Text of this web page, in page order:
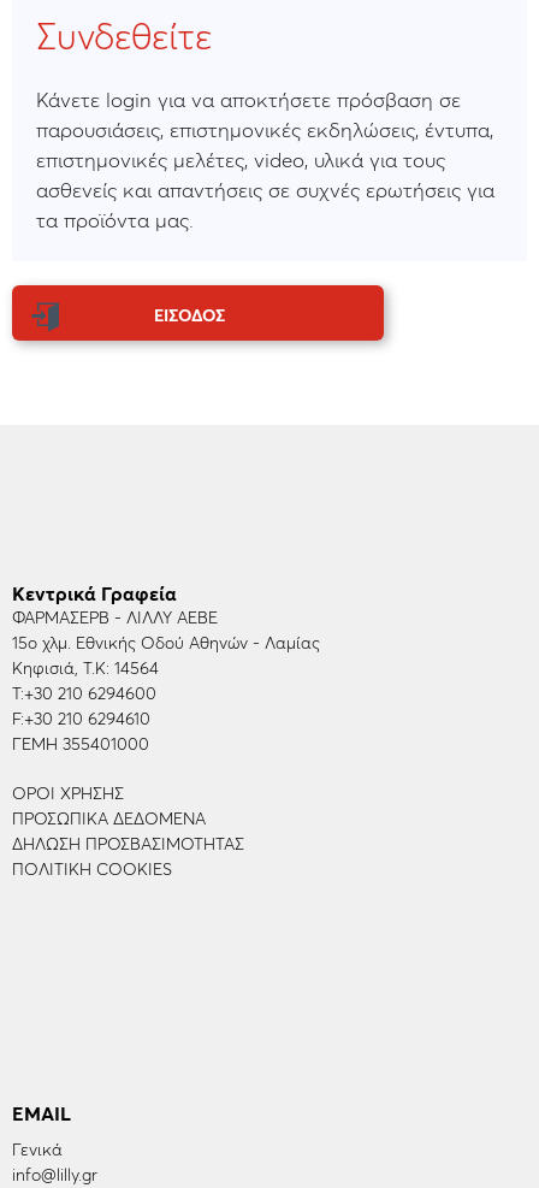
Συνδεθείτε
Κάνετε login για να αποκτήσετε πρόσβαση σε
παρουσιάσεις, επιστημονικές εκδηλώσεις, έντυπα,
επιστημονικές μελέτες, video, υλικά για τους
ασθενείς και απαντήσεις σε συχνές ερωτήσεις για
τα προϊόντα μας.
ΕΙΣΟΔΟΣ
Κεντρικά Γραφεία
ΦΑΡΜΑΣΕΡΒ - ΛΙΛΛΥ ΑΕΒΕ
15ο χλμ. Εθνικής Οδού Αθηνών - Λαμίας
Κηφισιά, Τ.Κ: 14564
Τ:+30 210 6294600
F:+30 210 6294610
ΓΕΜΗ 355401000
ΌΡΟΙ ΧΡΉΣΗΣ
ΠΡΟΣΩΠΙΚΆ ΔΕΔΟΜΈΝΑ
ΔΉΛΩΣΗ ΠΡΟΣΒΑΣΙΜΌΤΗΤΑΣ
ΠΟΛΙΤΙΚΉ COOKIES
EMAIL
Γενικά
info@lilly.gr